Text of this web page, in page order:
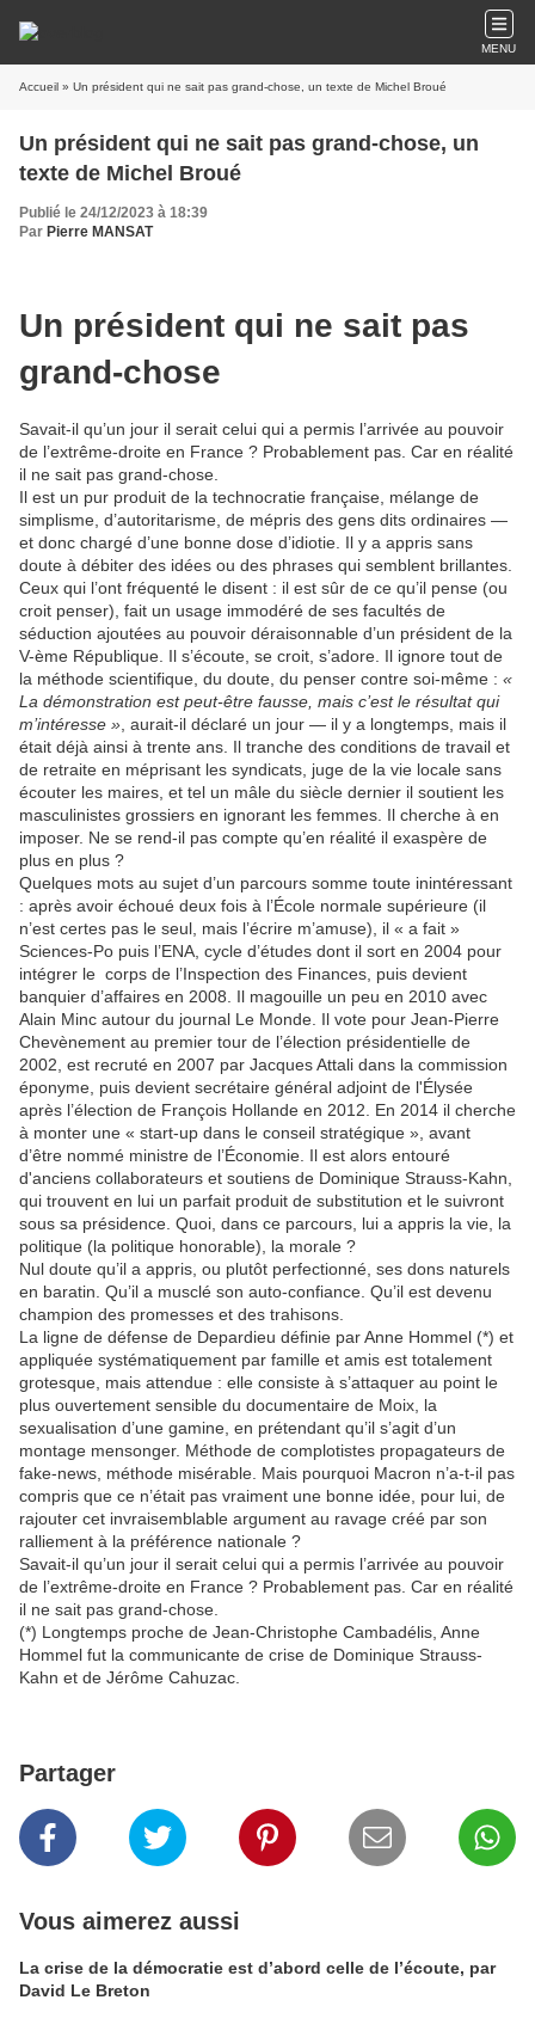
MENU
Accueil » Un président qui ne sait pas grand-chose, un texte de Michel Broué
Un président qui ne sait pas grand-chose, un
texte de Michel Broué
Publié le 24/12/2023 à 18:39
Par Pierre MANSAT
Un président qui ne sait pas
grand-chose
Savait-il qu’un jour il serait celui qui a permis l’arrivée au pouvoir
de l’extrême-droite en France ? Probablement pas. Car en réalité
il ne sait pas grand-chose.
Il est un pur produit de la technocratie française, mélange de
simplisme, d’autoritarisme, de mépris des gens dits ordinaires —
et donc chargé d’une bonne dose d’idiotie. Il y a appris sans
doute à débiter des idées ou des phrases qui semblent brillantes.
Ceux qui l’ont fréquenté le disent : il est sûr de ce qu’il pense (ou
croit penser), fait un usage immodéré de ses facultés de
séduction ajoutées au pouvoir déraisonnable d’un président de la
V-ème République. Il s’écoute, se croit, s’adore. Il ignore tout de
la méthode scientifique, du doute, du penser contre soi-même : «
La démonstration est peut-être fausse, mais c’est le résultat qui
m’intéresse » , aurait-il déclaré un jour — il y a longtemps, mais il
était déjà ainsi à trente ans. Il tranche des conditions de travail et
de retraite en méprisant les syndicats, juge de la vie locale sans
écouter les maires, et tel un mâle du siècle dernier il soutient les
masculinistes grossiers en ignorant les femmes. Il cherche à en
imposer. Ne se rend-il pas compte qu’en réalité il exaspère de
plus en plus ?
Quelques mots au sujet d’un parcours somme toute inintéressant
: après avoir échoué deux fois à l’École normale supérieure (il
n’est certes pas le seul, mais l’écrire m’amuse), il « a fait »
Sciences-Po puis l’ENA, cycle d’études dont il sort en 2004 pour
intégrer le corps de l’Inspection des Finances, puis devient
banquier d’affaires en 2008. Il magouille un peu en 2010 avec
Alain Minc autour du journal Le Monde. Il vote pour Jean-Pierre
Chevènement au premier tour de l’élection présidentielle de
2002, est recruté en 2007 par Jacques Attali dans la commission
éponyme, puis devient secrétaire général adjoint de l'Élysée
après l’élection de François Hollande en 2012. En 2014 il cherche
à monter une « start-up dans le conseil stratégique », avant
d’être nommé ministre de l’Économie. Il est alors entouré
d'anciens collaborateurs et soutiens de Dominique Strauss-Kahn,
qui trouvent en lui un parfait produit de substitution et le suivront
sous sa présidence. Quoi, dans ce parcours, lui a appris la vie, la
politique (la politique honorable), la morale ?
Nul doute qu’il a appris, ou plutôt perfectionné, ses dons naturels
en baratin. Qu’il a musclé son auto-confiance. Qu’il est devenu
champion des promesses et des trahisons.
La ligne de défense de Depardieu définie par Anne Hommel (*) et
appliquée systématiquement par famille et amis est totalement
grotesque, mais attendue : elle consiste à s’attaquer au point le
plus ouvertement sensible du documentaire de Moix, la
sexualisation d’une gamine, en prétendant qu’il s’agit d’un
montage mensonger. Méthode de complotistes propagateurs de
fake-news, méthode misérable. Mais pourquoi Macron n’a-t-il pas
compris que ce n’était pas vraiment une bonne idée, pour lui, de
rajouter cet invraisemblable argument au ravage créé par son
ralliement à la préférence nationale ?
Savait-il qu’un jour il serait celui qui a permis l’arrivée au pouvoir
de l’extrême-droite en France ? Probablement pas. Car en réalité
il ne sait pas grand-chose.
(*) Longtemps proche de Jean-Christophe Cambadélis, Anne
Hommel fut la communicante de crise de Dominique Strauss-
Kahn et de Jérôme Cahuzac.
Partager
Vous aimerez aussi
La crise de la démocratie est d’abord celle de l’écoute, par
David Le Breton